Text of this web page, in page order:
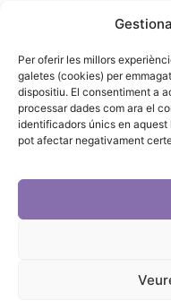
Per oferir les millors
galetes (cookies) per
dispositiu. El consentiment a
processar dades com ara el
identificadors únics en
pot afectar negativament
Política de privadesa